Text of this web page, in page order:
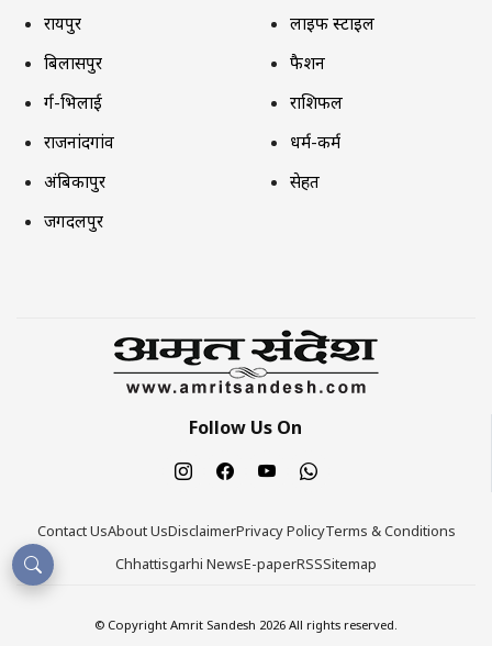
रायपुर
बिलासपुर
दुर्ग-भिलाई
राजनांदगांव
अंबिकापुर
जगदलपुर
लाइफ स्टाइल
फैशन
राशिफल
धर्म-कर्म
सेहत
Follow Us On
Contact UsAbout UsDisclaimerPrivacy PolicyTerms & Conditions
Chhattisgarhi NewsE-paperRSSSitemap
© Copyright Amrit Sandesh 2026 All rights reserved.